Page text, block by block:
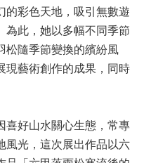
的彩色天地，吸引無數遊
為此，她以多幅不同季節
松隨季節變換的繽紛風
現藝術創作的成果，同時
好山水關心生態，常專
風光，這次展出作品以六